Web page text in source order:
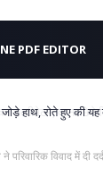
PDF EDITOR
हाथ, रोते हुए की यह
विवाद में दी